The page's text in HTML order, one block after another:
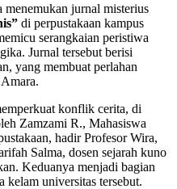
menemukan jurnal misterius
di perpustakaan kampus
serangkaian peristiwa
Jurnal tersebut berisi
yang membuat perlahan
konflik cerita, di
Zamzami R., Mahasiswa
hadir Profesor Wira,
Salma, dosen sejarah kuno
Keduanya menjadi bagian
kelam universitas tersebut.